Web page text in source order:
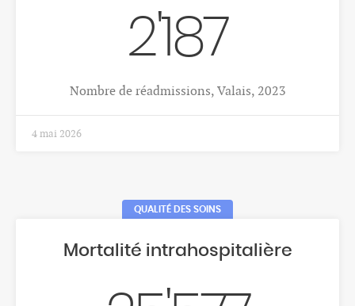
65
Nombre moyen annuel de décès par cancer du